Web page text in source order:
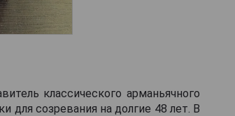
классического арманьячного
для созревания на долгие 48 лет. В